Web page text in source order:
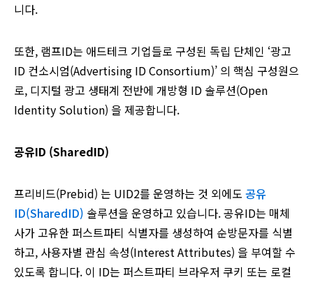
니다.
또한, 램프ID는 애드테크 기업들로 구성된 독립 단체인 ‘광고
ID 컨소시엄(Advertising ID Consortium)’ 의 핵심 구성원으
로, 디지털 광고 생태계 전반에 개방형 ID 솔루션(Open
Identity Solution) 을 제공합니다.
공유ID (SharedID)
프리비드(Prebid) 는 UID2를 운영하는 것 외에도 공유
ID(SharedID) 솔루션을 운영하고 있습니다. 공유ID는 매체
사가 고유한 퍼스트파티 식별자를 생성하여 순방문자를 식별
하고, 사용자별 관심 속성(Interest Attributes) 을 부여할 수
있도록 합니다. 이 ID는 퍼스트파티 브라우저 쿠키 또는 로컬